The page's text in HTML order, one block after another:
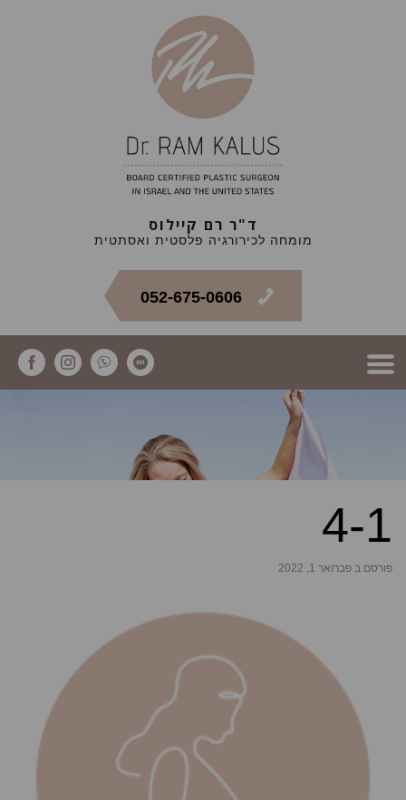
ד"ר רם קיילוס
מומחה לכירורגיה פלסטית ואסתטית
052-675-0606
4-1
פורסם ב פברואר 1, 2022